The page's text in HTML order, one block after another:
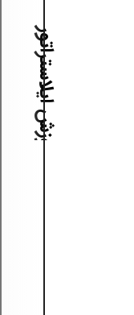
آموزش ایلاستراتور